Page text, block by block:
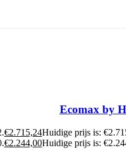
Ecomax by
€2.715,24Huidige prijs is:
€2.244,00Huidige prijs is: